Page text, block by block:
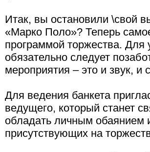
Итак, вы остановили \свой
«Марко Поло»? Теперь
программой торжества. Для
обязательно следует
мероприятия – это и звук, и
Для ведения банкета
ведущего, который станет
обладать личным обаянием
присутствующих на